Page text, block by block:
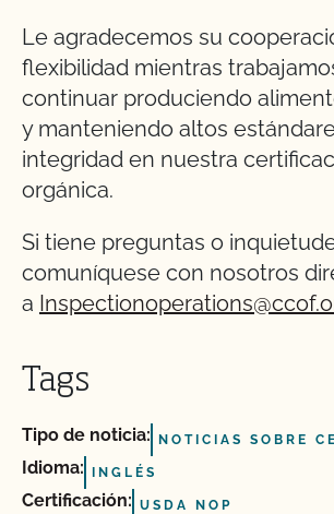
Le agradecemos su
flexibilidad mientras
continuar produciendo
y manteniendo altos
integridad en nuestra
orgánica.
Si tiene preguntas o
comuníquese con nosotros
a
Tags
Tipo de noticia: NOTICIAS SOBRE
Idioma: INGLÉS
Certificación: USDA NOP